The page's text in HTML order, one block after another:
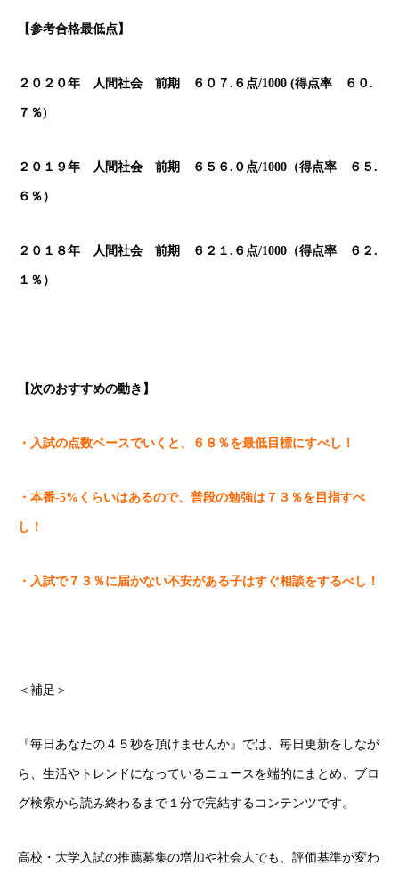
オンライン授業について
学年別コース紹介
【参考合格最低点】
２０２０年 人間社会 前期 ６０７.６点/1000 (得点率 ６０.
７％)
２０１９年 人間社会 前期 ６５６.０点/1000（得点率 ６５.
６％）
２０１８年 人間社会 前期 ６２１.６点/1000（得点率 ６２.
１％）
【次のおすすめの動き】
・入試の点数ベースでいくと、６８％を最低目標にすべし！
・本番-5%くらいはあるので、普段の勉強は７３％を目指すべ
し！
・入試で７３％に届かない不安がある子はすぐ相談をするべし！
＜補足＞
『毎日あなたの４５秒を頂けませんか』では、毎日更新をしなが
ら、生活やトレンドになっているニュースを端的にまとめ、ブロ
グ検索から読み終わるまで１分で完結するコンテンツです。
高校・大学入試の推薦募集の増加や社会人でも、評価基準が変わ